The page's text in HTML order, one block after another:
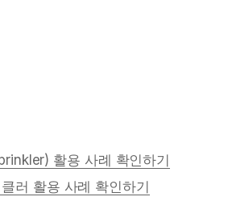
활용 사례 확인하기
러 활용 사례 확인하기